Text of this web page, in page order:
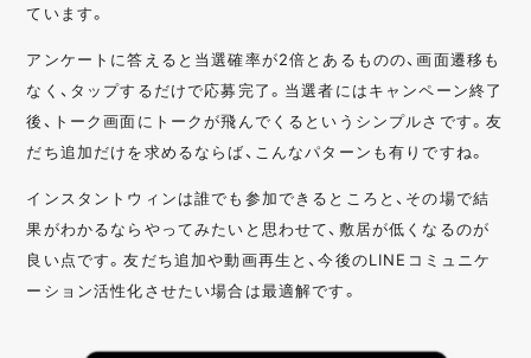
ています。
アンケートに答えると当選確率が2倍とあるものの、画面遷移も
なく、タップするだけで応募完了。当選者にはキャンペーン終了
後、トーク画面にトークが飛んでくるというシンプルさです。友
だち追加だけを求めるならば、こんなパターンも有りですね。
インスタントウィンは誰でも参加できるところと、その場で結
果がわかるならやってみたいと思わせて、敷居が低くなるのが
良い点です。友だち追加や動画再生と、今後のLINEコミュニケ
ーション活性化させたい場合は最適解です。